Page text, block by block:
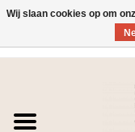
SE VIT
Wij slaan cookies op om